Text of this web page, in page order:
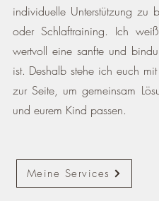
individuelle Unterstützung zu
oder Schlaftraining. Ich
wertvoll eine sanfte und
ist. Deshalb stehe ich euch
zur Seite, um gemeinsam
und eurem Kind passen.
Meine Services